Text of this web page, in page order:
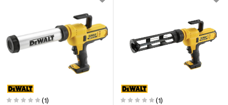
(1) (1)